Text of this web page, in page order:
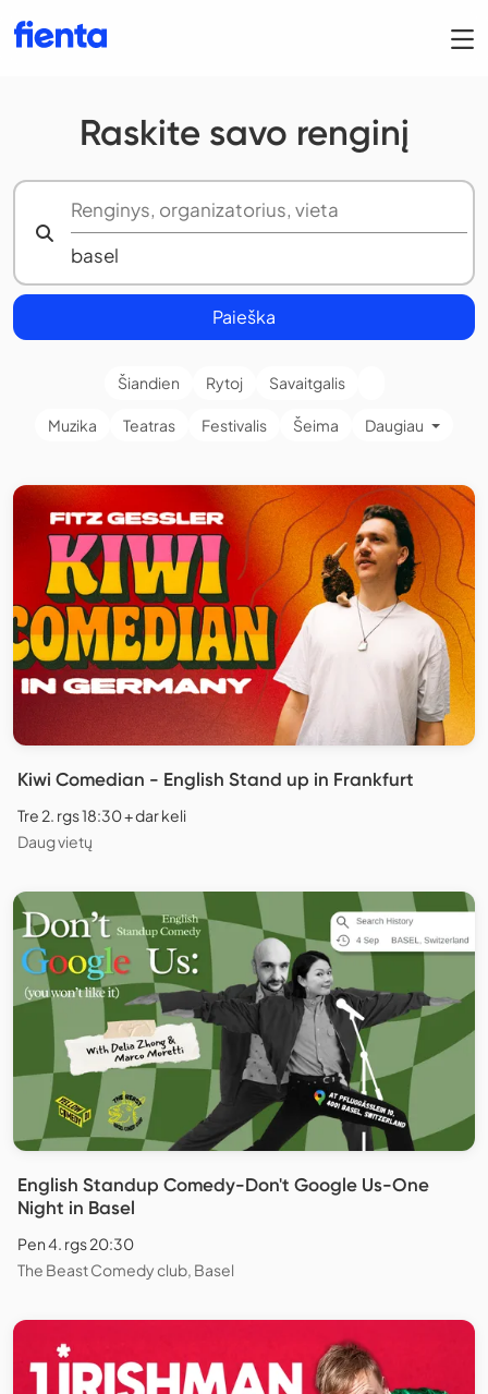
Raskite savo renginį
Paieška
Šiandien Rytoj Savaitgalis
Muzika Teatras Festivalis Šeima Daugiau
Kiwi Comedian - English Stand up in Frankfurt
Tre 2. rgs 18:30 + dar keli
Daug vietų
English Standup Comedy-Don't Google Us-One
Night in Basel
Pen 4. rgs 20:30
The Beast Comedy club, Basel